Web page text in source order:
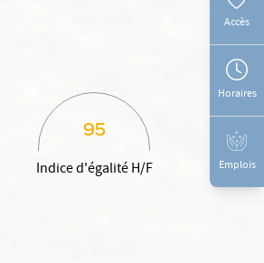
95
Indice d'égalité H/F
Accès
Horaires
Emplois